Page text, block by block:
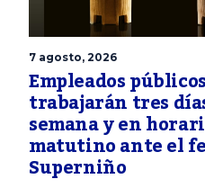
7 agosto, 2026
Empleados
trabajarán tres
semana y en
matutino ante el
Superniño